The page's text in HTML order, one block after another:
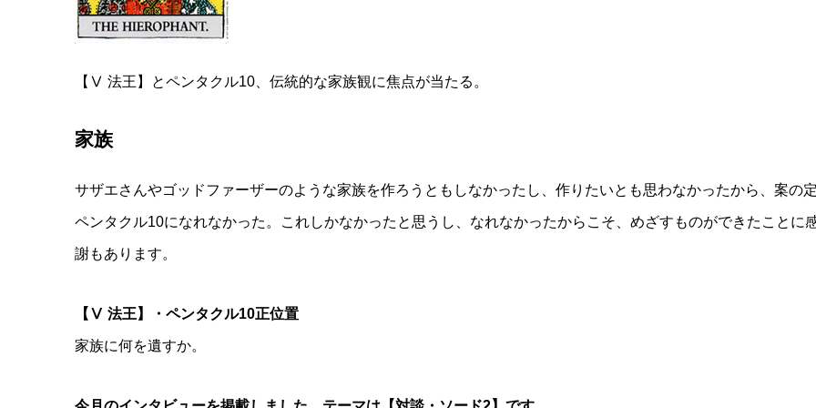
【Ⅴ 法王】とペンタクル10、伝統的な家族観に焦点が当たる。
家族
サザエさんやゴッドファーザーのような家族を作ろうともしなかったし、作りたいとも思わなかったから、案の
ペンタクル10になれなかった。これしかなかったと思うし、なれなかったからこそ、めざすものができたことに
謝もあります。
【Ⅴ 法王】・ペンタクル10正位置
家族に何を遺すか。